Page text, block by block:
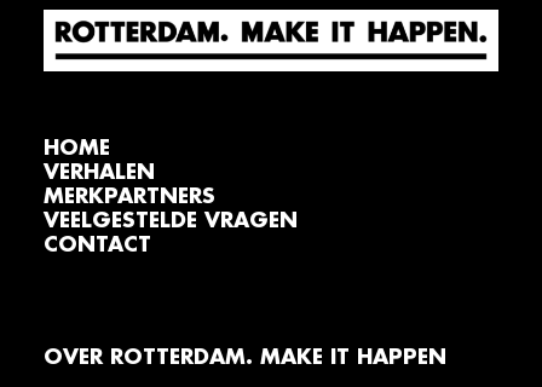
HOME
VERHALEN
MERKPARTNERS
VEELGESTELDE VRAGEN
CONTACT
OVER ROTTERDAM. MAKE IT HAPPEN